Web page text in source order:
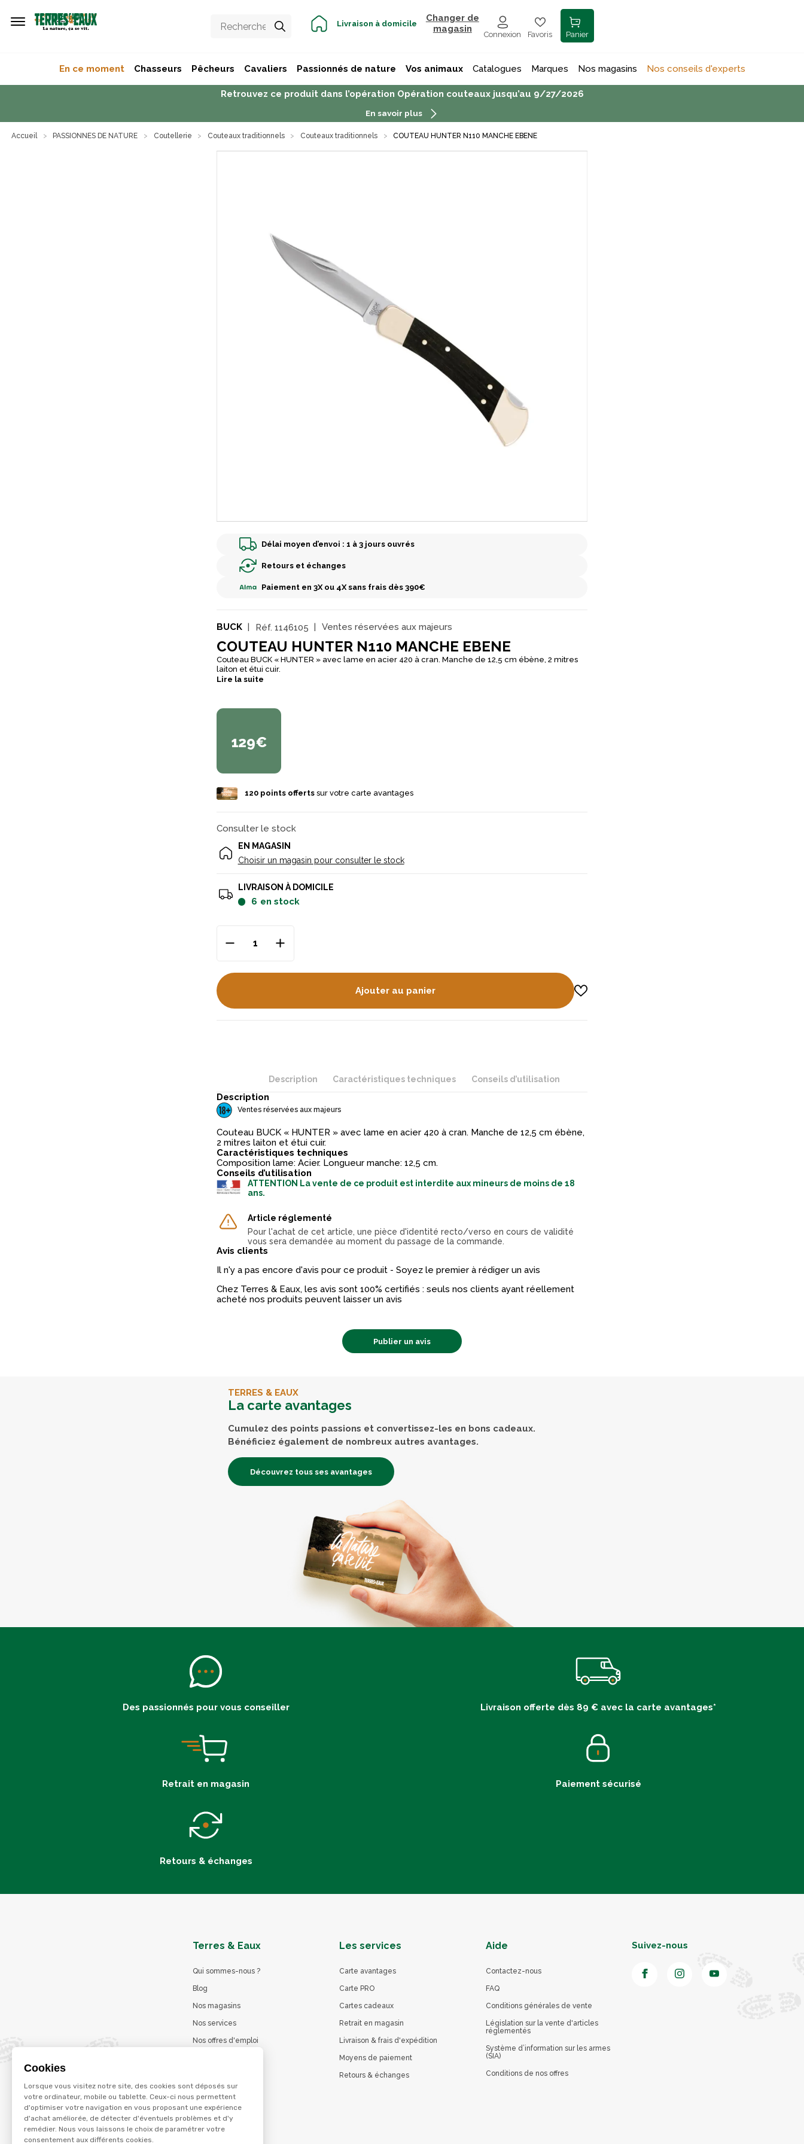
Cookies
Lorsque vous visitez notre site, des cookies sont déposés sur
votre ordinateur, mobile ou tablette. Ceux-ci nous permettent
d'optimiser votre navigation en vous proposant une expérience
d'achat améliorée, de détecter d'éventuels problèmes et d'y
remédier. Nous vous laissons le choix de paramétrer votre
consentement aux différents cookies.
Livraison à domicile
Changer de
magasin
Connexion Favoris Panier
En ce moment Chasseurs Pêcheurs Cavaliers Passionnés de nature Vos animaux Catalogues Marques Nos magasins Nos conseils d'experts
Retrouvez ce produit dans l’opération Opération couteaux jusqu’au 9/27/2026
En savoir plus
Accueil PASSIONNES DE NATURE Coutellerie Couteaux traditionnels Couteaux traditionnels COUTEAU HUNTER N110 MANCHE EBENE
Délai moyen d’envoi : 1 à 3 jours ouvrés
Retours et échanges
Paiement en 3X ou 4X sans frais dès 390€
BUCK Réf. 1146105 Ventes réservées aux majeurs
COUTEAU HUNTER N110 MANCHE EBENE
Couteau BUCK « HUNTER » avec lame en acier 420 à cran. Manche de 12,5 cm ébène, 2 mitres
laiton et étui cuir.
Lire la suite
129€
120 points offerts sur votre carte avantages
Consulter le stock
EN MAGASIN
Choisir un magasin pour consulter le stock
LIVRAISON À DOMICILE
6 en stock
Ajouter au panier
Description Caractéristiques techniques Conseils d’utilisation
Description
Ventes réservées aux majeurs
Couteau BUCK « HUNTER » avec lame en acier 420 à cran. Manche de 12,5 cm ébène,
2 mitres laiton et étui cuir.
Caractéristiques techniques
Composition lame: Acier. Longueur manche: 12,5 cm.
Conseils d’utilisation
ATTENTION La vente de ce produit est interdite aux mineurs de moins de 18
ans.
Article réglementé
Pour l'achat de cet article, une pièce d'identité recto/verso en cours de validité
vous sera demandée au moment du passage de la commande.
Avis clients
Il n'y a pas encore d'avis pour ce produit - Soyez le premier à rédiger un avis
Chez Terres & Eaux, les avis sont 100% certifiés : seuls nos clients ayant réellement
acheté nos produits peuvent laisser un avis
Publier un avis
TERRES & EAUX
La carte avantages
Cumulez des points passions et convertissez-les en bons cadeaux.
Bénéficiez également de nombreux autres avantages.
Découvrez tous ses avantages
Des passionnés pour vous conseiller Livraison offerte dès 89 € avec la carte avantages*
Retrait en magasin Paiement sécurisé
Retours & échanges
Terres & Eaux
Qui sommes-nous ?
Blog
Nos magasins
Nos services
Nos offres d'emploi
La marque Terzéo
Les services
Carte avantages
Carte PRO
Cartes cadeaux
Retrait en magasin
Livraison & frais d'expédition
Moyens de paiement
Retours & échanges
Aide
Contactez-nous
FAQ
Conditions générales de vente
Législation sur la vente d'articles
réglementés
Système d’information sur les armes
(SIA)
Conditions de nos offres
Suivez-nous
© Terres et eaux 2026
Politique de confidentialité